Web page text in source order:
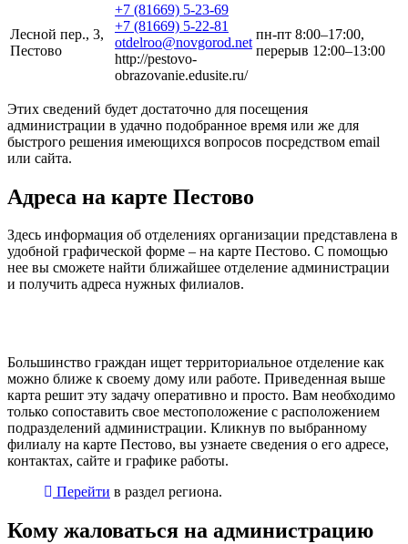
Лесной пер., 3,
Пестово
+7 (81669) 5-23-69
+7 (81669) 5-22-81
otdelroo@novgorod.net
http://pestovo-
obrazovanie.edusite.ru/
пн-пт 8:00–17:00,
перерыв 12:00–13:00
Этих сведений будет достаточно для посещения
администрации в удачно подобранное время или же для
быстрого решения имеющихся вопросов посредством email
или сайта.
Адреса на карте Пестово
Здесь информация об отделениях организации представлена в
удобной графической форме – на карте Пестово. С помощью
нее вы сможете найти ближайшее отделение администрации
и получить адреса нужных филиалов.
Большинство граждан ищет территориальное отделение как
можно ближе к своему дому или работе. Приведенная выше
карта решит эту задачу оперативно и просто. Вам необходимо
только сопоставить свое местоположение с расположением
подразделений администрации. Кликнув по выбранному
филиалу на карте Пестово, вы узнаете сведения о его адресе,
контактах, сайте и графике работы.
Перейти в раздел региона.
Кому жаловаться на администрацию